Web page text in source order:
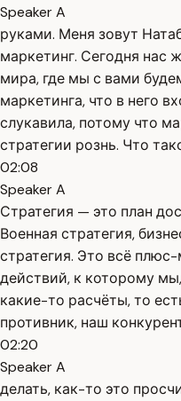
Speaker A
руками. Меня зовут
маркетинг. Сегодня нас
мира, где мы с вами
маркетинга, что в него
слукавила, потому что
стратегии рознь. Что
02:08
Speaker A
Стратегия — это план
Военная стратегия,
стратегия. Это всё
действий, к которому
какие-то расчёты, то
противник, наш
02:20
Speaker A
делать, как-то это